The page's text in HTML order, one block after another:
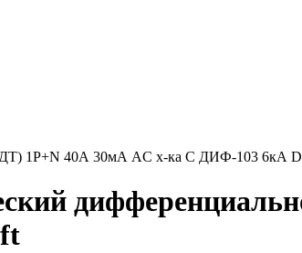
1P+N 40А 30мА AC х-ка C ДИФ-103 6кА